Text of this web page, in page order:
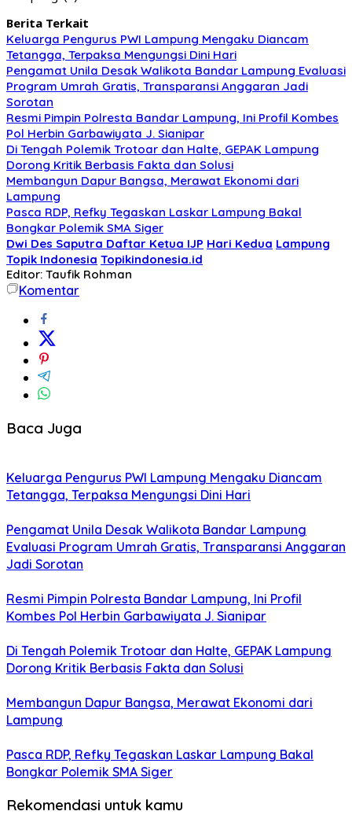
Berita Terkait
Keluarga Pengurus PWI Lampung Mengaku Diancam
Tetangga, Terpaksa Mengungsi Dini Hari
Pengamat Unila Desak Walikota Bandar Lampung Evaluasi
Program Umrah Gratis, Transparansi Anggaran Jadi
Sorotan
Resmi Pimpin Polresta Bandar Lampung, Ini Profil Kombes
Pol Herbin Garbawiyata J. Sianipar
Di Tengah Polemik Trotoar dan Halte, GEPAK Lampung
Dorong Kritik Berbasis Fakta dan Solusi
Membangun Dapur Bangsa, Merawat Ekonomi dari
Lampung
Pasca RDP, Refky Tegaskan Laskar Lampung Bakal
Bongkar Polemik SMA Siger
Dwi Des Saputra Daftar Ketua IJP Hari Kedua Lampung
Topik Indonesia Topikindonesia.id
Editor: Taufik Rohman
Komentar
Baca Juga
Keluarga Pengurus PWI Lampung Mengaku Diancam
Tetangga, Terpaksa Mengungsi Dini Hari
Pengamat Unila Desak Walikota Bandar Lampung
Evaluasi Program Umrah Gratis, Transparansi Anggaran
Jadi Sorotan
Resmi Pimpin Polresta Bandar Lampung, Ini Profil
Kombes Pol Herbin Garbawiyata J. Sianipar
Di Tengah Polemik Trotoar dan Halte, GEPAK Lampung
Dorong Kritik Berbasis Fakta dan Solusi
Membangun Dapur Bangsa, Merawat Ekonomi dari
Lampung
Pasca RDP, Refky Tegaskan Laskar Lampung Bakal
Bongkar Polemik SMA Siger
Rekomendasi untuk kamu